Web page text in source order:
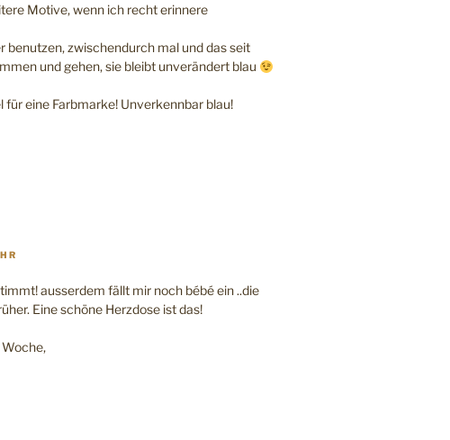
Motive, wenn ich recht erinnere
benutzen, zwischendurch mal und das seit
und gehen, sie bleibt unverändert blau
für eine Farbmarke! Unverkennbar blau!
ausserdem fällt mir noch bébé ein ..die
Eine schöne Herzdose ist das!